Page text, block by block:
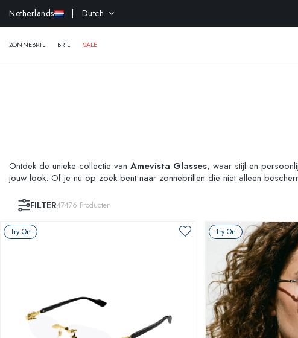
Netherlands | Dutch -10%
ZONNEBRIL BRIL SALE
Ontdek de unieke collectie van Amevista Glasses, waar stijl en
jouw look. Of je nu op zoek bent naar zonnebrillen die niet alleen
real-time voordat je ze koopt!
FILTER47476 Producten
Try On Try On